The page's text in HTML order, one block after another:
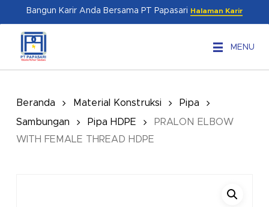
content
Bangun Karir Anda Bersama PT Papasari Halaman Karir
MENU
Beranda Material Konstruksi
Pipa
Sambungan
Pipa HDPE
PRALON ELBOW
WITH FEMALE THREAD HDPE
Menu